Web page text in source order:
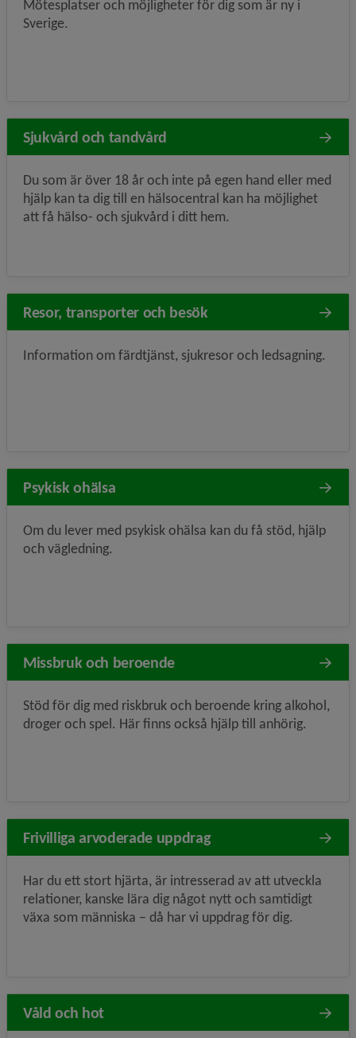
Mötesplatser och möjligheter för dig som är ny i
Sverige.
Sjukvård och tandvård
Du som är över 18 år och inte på egen hand eller med
hjälp kan ta dig till en hälsocentral kan ha möjlighet
att få hälso- och sjukvård i ditt hem.
Resor, transporter och besök
Information om färdtjänst, sjukresor och ledsagning.
Psykisk ohälsa
Om du lever med psykisk ohälsa kan du få stöd, hjälp
och vägledning.
Missbruk och beroende
Stöd för dig med riskbruk och beroende kring alkohol,
droger och spel. Här finns också hjälp till anhörig.
Frivilliga arvoderade uppdrag
Har du ett stort hjärta, är intresserad av att utveckla
relationer, kanske lära dig något nytt och samtidigt
växa som människa – då har vi uppdrag för dig.
Våld och hot